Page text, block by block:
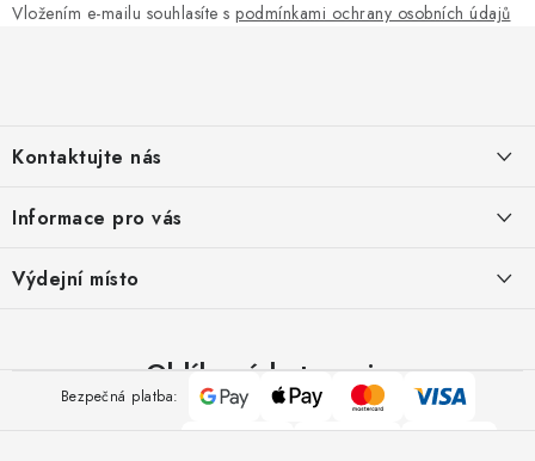
Vložením e-mailu souhlasíte s podmínkami ochrany osobních údajů
aKontaktujte nás
Pomůžeme vám s výběrem
Potřebujete s něčím poradit? Jsme tu pro vás!
Informace pro vás
Kontakty
Obchodní podmínky
Výdejní místo
Oblíbené kategorie
Bezpečná platba:
Pay
Apple
Pay
Mastercard